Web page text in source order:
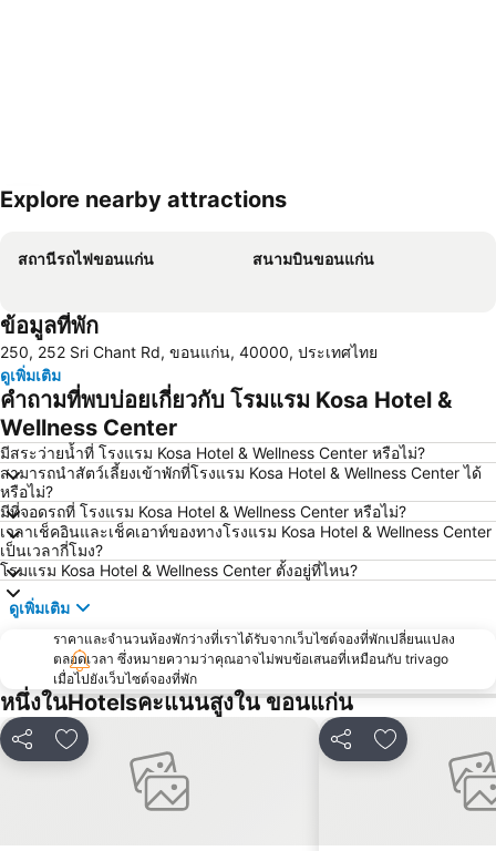
Explore nearby attractions
สถานีรถไฟขอนแก่น สนามบินขอนแก่น
ข้อมูลที่พัก
250, 252 Sri Chant Rd, ขอนแก่น, 40000, ประเทศไทย
ดูเพิ่มเติม
คำถามที่พบบ่อยเกี่ยวกับ โรมแรม Kosa Hotel &
Wellness Center
มีสระว่ายน้ำที่ โรงแรม Kosa Hotel & Wellness Center หรือไม่?
สามารถนำสัตว์เลี้ยงเข้าพักที่โรงแรม Kosa Hotel & Wellness Center ได้
หรือไม่?
มีที่จอดรถที่ โรงแรม Kosa Hotel & Wellness Center หรือไม่?
เวลาเช็คอินและเช็คเอาท์ของทางโรงแรม Kosa Hotel & Wellness Center
เป็นเวลากี่โมง?
โรมแรม Kosa Hotel & Wellness Center ตั้งอยู่ที่ไหน?
ดูเพิ่มเติม
ราคาและจำนวนห้องพักว่างที่เราได้รับจากเว็บไซต์จองที่พักเปลี่ยนแปลง
ตลอดเวลา ซึ่งหมายความว่าคุณอาจไม่พบข้อเสนอที่เหมือนกับ trivago
เมื่อไปยังเว็บไซต์จองที่พัก
หนึ่งในHotelsคะแนนสูงใน ขอนแก่น
แชร์ เพิ่มในรายการโปรด แชร์ เพิ่มในรายกา